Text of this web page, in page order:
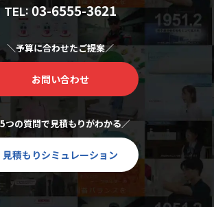
TEL: 03-6555-3621
＼予算に合わせたご提案／
お問い合わせ
つの質問で見積もりがわかる／
見積もりシミュレーション